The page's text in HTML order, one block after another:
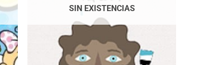
SIN EXISTENCIAS